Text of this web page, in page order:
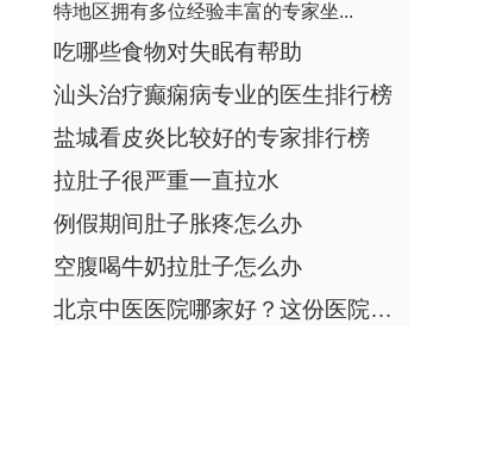
回答：孩子假如自卑首先平常要多鼓动勉
励他。这是言语表示法，就是在他比较消
极的时候肯定要...
肾亏能使人缺乏自信吗
回答：如果患者出现肾亏虚患者最明显的
症状会出现身体疲劳头晕，会影响正常的
生活，尤其会影...
不愿见人，没有自信是不是抑郁症
回答：目前的确有一定的抑郁情绪，建议
耳朵进水有嗡嗡的声音怎么治疗
新生儿拉肚子拉水怎么治疗
线雕鼻多久可以化妆
怎样治肚子疼
小孩肺炎一直高烧不退挺严重的应该怎么办
肾宝片可以吃吗
大腿内侧长红斑是什么原因
特地区拥有多位经验丰富的专家坐...
吃哪些食物对失眠有帮助
汕头治疗癫痫病专业的医生排行榜
盐城看皮炎比较好的专家排行榜
拉肚子很严重一直拉水
例假期间肚子胀疼怎么办
空腹喝牛奶拉肚子怎么办
北京中医医院哪家好？这份医院排行榜收好，包含真实患者口碑